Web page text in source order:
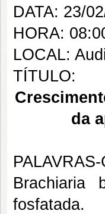
DATA: 23/
HORA:
LOCAL:
TÍTULO:
da
Brachiaria
fosfatada.